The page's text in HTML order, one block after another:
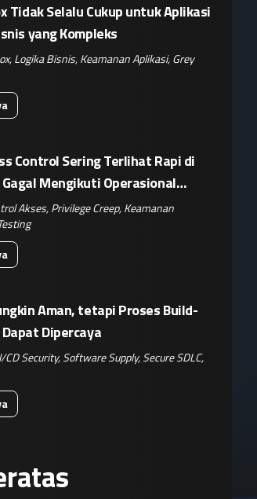
Tidak Selalu Cukup untuk Aplikasi
yang Kompleks
,Logika Bisnis,Keamanan Aplikasi,Grey
Control Sering Terlihat Rapi di
Mengikuti Operasional
Akses,Privilege Creep,Keamanan
Aman, tetapi Proses Build-
Dipercaya
CD Security,Software Supply,Secure SDLC,